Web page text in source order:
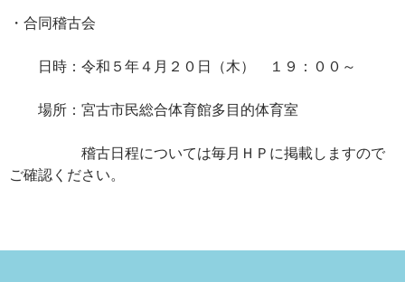
・合同稽古会
日時：令和５年４月２０日（木） １９：００～
場所：宮古市民総合体育館多目的体育室
稽古日程については毎月ＨＰに掲載しますので
ご確認ください。